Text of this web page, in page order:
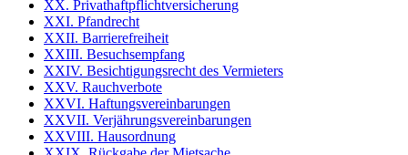
XX. Privathaftpflichtversicherung
XXI. Pfandrecht
XXII. Barrierefreiheit
XXIII. Besuchsempfang
XXIV. Besichtigungsrecht des Vermieters
XXV. Rauchverbote
XXVI. Haftungsvereinbarungen
XXVII. Verjährungsvereinbarungen
XXVIII. Hausordnung